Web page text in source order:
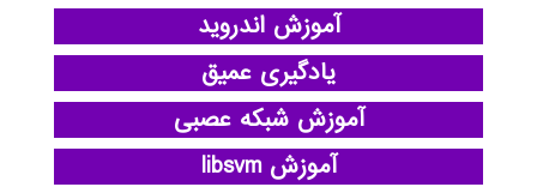
آموزش اندروید
یادگیری عمیق
آموزش شبکه عصبی
آموزش libsvm